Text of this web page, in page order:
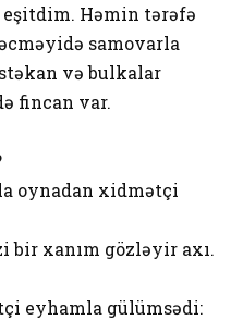
eşitdim. Həmin tərəfə
samovarla
stəkan və bulkalar
fincan var.
oynadan xidmətçi
bir xanım gözləyir axı.
eyhamla gülümsədi: